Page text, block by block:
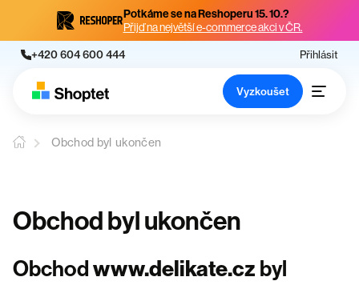
Potkáme se na Reshoperu 15. 10.?
Přijď na největší e-commerce akci v ČR.
+420 604 600 444 Přihlásit
Vyzkoušet
Obchod byl ukončen
Obchod byl ukončen
Obchodwww.delikate.cz byl